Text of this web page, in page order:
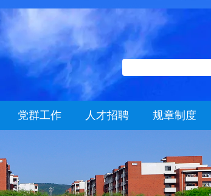
党群工作 人才招聘 规章制度